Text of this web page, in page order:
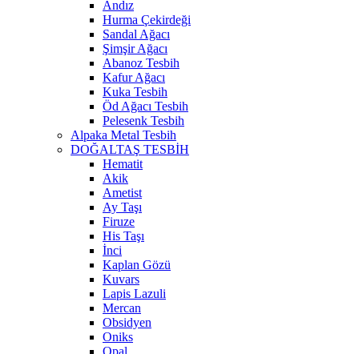
Andız
Hurma Çekirdeği
Sandal Ağacı
Şimşir Ağacı
Abanoz Tesbih
Kafur Ağacı
Kuka Tesbih
Öd Ağacı Tesbih
Pelesenk Tesbih
Alpaka Metal Tesbih
DOĞALTAŞ TESBİH
Hematit
Akik
Ametist
Ay Taşı
Firuze
His Taşı
İnci
Kaplan Gözü
Kuvars
Lapis Lazuli
Mercan
Obsidyen
Oniks
Opal